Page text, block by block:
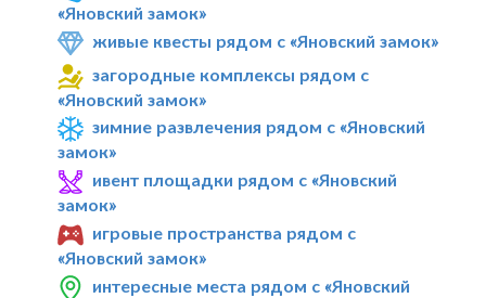
«Яновский замок»
живые квесты рядом с «Яновский замок»
загородные комплексы рядом с
«Яновский замок»
зимние развлечения рядом с «Яновский
замок»
ивент площадки рядом с «Яновский
замок»
игровые пространства рядом с
«Яновский замок»
интересные места рядом с «Яновский